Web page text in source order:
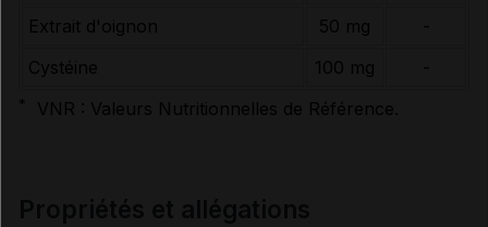
Extrait d'oignon
50 mg
-
Cystéine
100 mg -
* VNR : Valeurs Nutritionnelles de Référence.